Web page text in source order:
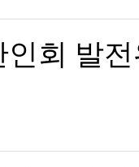
이명덕칼럼
회 발